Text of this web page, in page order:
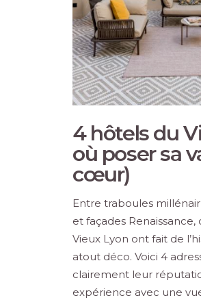
4 hôtels du
où poser sa
cœur)
Entre traboules
et façades
Vieux Lyon ont fait de
atout déco. Voici 4
clairement leur
expérience avec une